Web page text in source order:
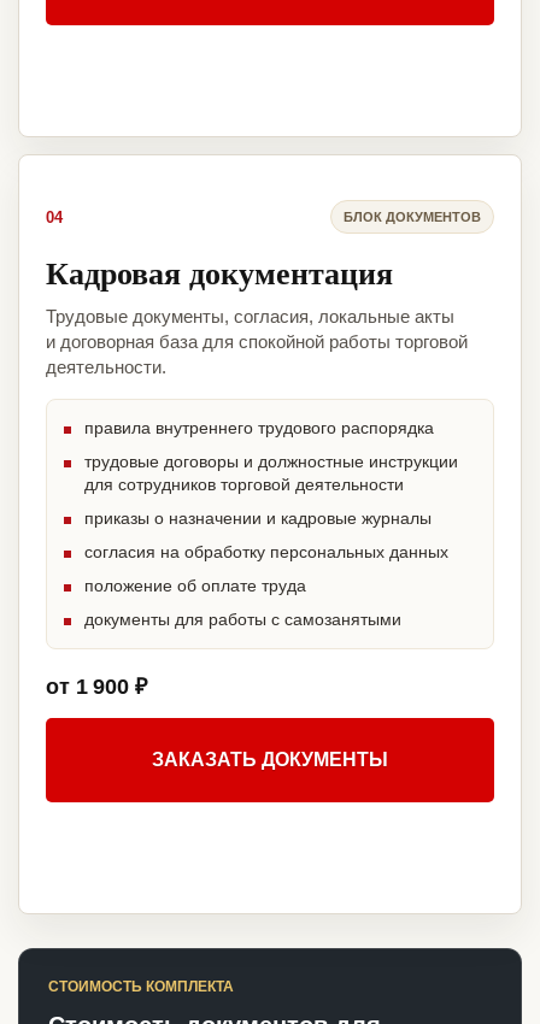
04 БЛОК ДОКУМЕНТОВ
Кадровая документация
Трудовые документы, согласия, локальные акты
и договорная база для спокойной работы торговой
деятельности.
правила внутреннего трудового распорядка
трудовые договоры и должностные инструкции
для сотрудников торговой деятельности
приказы о назначении и кадровые журналы
согласия на обработку персональных данных
положение об оплате труда
документы для работы с самозанятыми
от 1 900 ₽
ЗАКАЗАТЬ ДОКУМЕНТЫ
СТОИМОСТЬ КОМПЛЕКТА